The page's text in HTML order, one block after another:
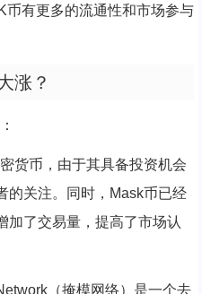
币有更多的流通性和市场参与
涨？
货币，由于其具备投资机会
的关注。同时，Mask币已经
加了交易量，提高了市场认
（掩模网络）是一个去